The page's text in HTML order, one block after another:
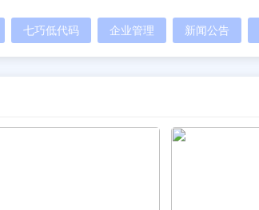
七巧低代码 企业管理 新闻公告